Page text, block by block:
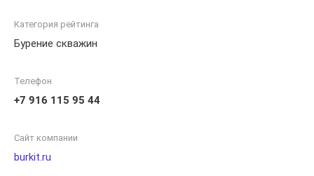
оборудование и монтаж. Команда квалифицированных
задачи, обеспечивая клиентам надежные и эффективные
геотермальном отоплении. Ответственность,
профессионализм и передовые технологии - вот то, что
Категория рейтинга
Бурение скважин
Телефон
+7 916 115 95 44
Сайт компании
burkit.ru